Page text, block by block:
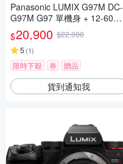
Panasonic LUMIX G97M DC-
G97M G97 單機身 + 12-60mm
變焦鏡組 公司貨
$20,900 $22,000
5 (1)
限時下殺 券 贈品
貨到通知我